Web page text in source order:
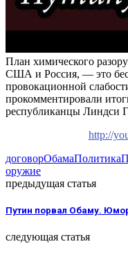
План химического
США и Россия, — это
провокационной
прокомментировали
республиканцы Линдси
http://
договорОбамаПолитика
оружие
предыдущая статья
Путин порвал Обаму.
следующая статья